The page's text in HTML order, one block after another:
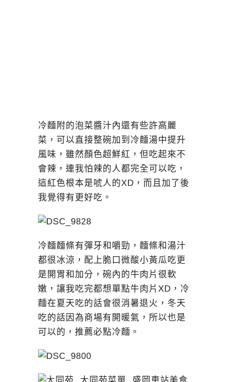
冷麵附的泡菜醬汁內還有些許高麗
菜，可以直接整碗加到冷麵湯中提升
風味，雖然顏色超鮮紅，但吃起來不
會辣，連我怕辣的人都完全可以吃，
這紅色根本是唬人的XD，而且加了後
我覺得有更好吃。
冷麵麵條有彈牙和嚼勁，麵條和湯汁
都很冰涼，配上脆口微酸小黃瓜吃更
是開胃和加分，碗內的牛肉片很軟
嫩，讓我吃完都想單點牛肉片XD，冷
麵在夏天吃的話會很消暑退火，冬天
吃的話因為商場有開暖氣，所以也是
可以的，推薦必點冷麵。